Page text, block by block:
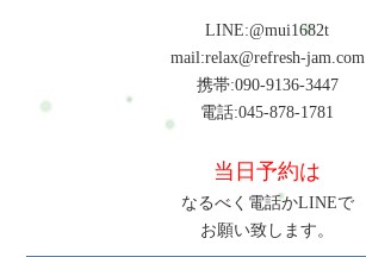
LINE:@mui1682t
mail:relax@refresh-jam.com
携帯:090-9136-3447
電話:045-878-1781
当日予約は
なるべく電話かLINEで
お願い致します。